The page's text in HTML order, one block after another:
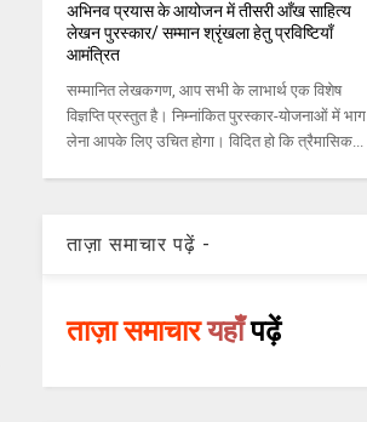
अभिनव प्रयास के आयोजन में तीसरी आँख साहित्य
लेखन पुरस्कार/ सम्मान श्रृंखला हेतु प्रविष्टियाँ
आमंत्रित
सम्मानित लेखकगण, आप सभी के लाभार्थ एक विशेष
विज्ञप्‍ति प्रस्तुत है। निम्नांकित पुरस्कार-योजनाओं में भाग
लेना आपके लिए उचित होगा। विदित हो कि त्रैमासिक...
ताज़ा समाचार पढ़ें -
ताज़ा समाचारयहाँपढ़ें